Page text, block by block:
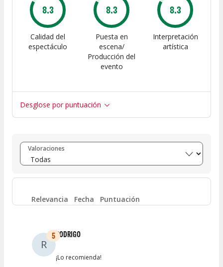
8.3
Calidad del
espectáculo
8.3
Puesta en
escena/
Producción del
evento
8.3
Interpretación
artística
Desglose por puntuación
Entre 8 y 10 (2)
Entre 6 y 8 (0)
Entre 4 y 6 1
Entre 0 y 2
Valoraciones
Relevancia Fecha Puntuación
R
5 RODRIGO
¡Lo recomienda!